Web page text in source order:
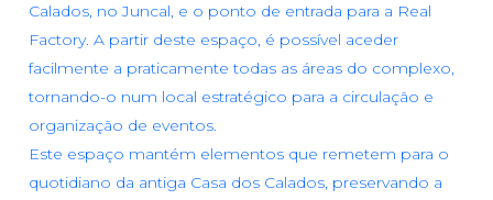
Calados, no Juncal, e o ponto de entrada para a Real
Factory. A partir deste espaço, é possível aceder
facilmente a praticamente todas as áreas do complexo,
tornando-o num local estratégico para a circulação e
organização de eventos.
Este espaço mantém elementos que remetem para o
quotidiano da antiga Casa dos Calados, preservando a